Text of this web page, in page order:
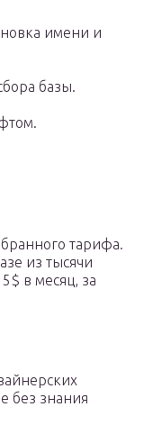
имени и
базы.
тарифа.
из тысячи
в месяц, за
без знания